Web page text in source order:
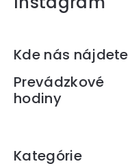
Zápätie
Kde nás nájdete
Prevádzkové
hodiny
Kategórie